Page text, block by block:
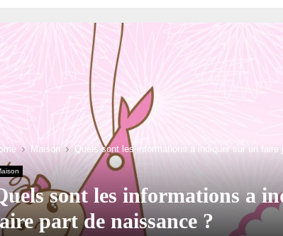
Maison Quels sont les informations a indiquer sur un faire
sont les informations a
part de naissance ?